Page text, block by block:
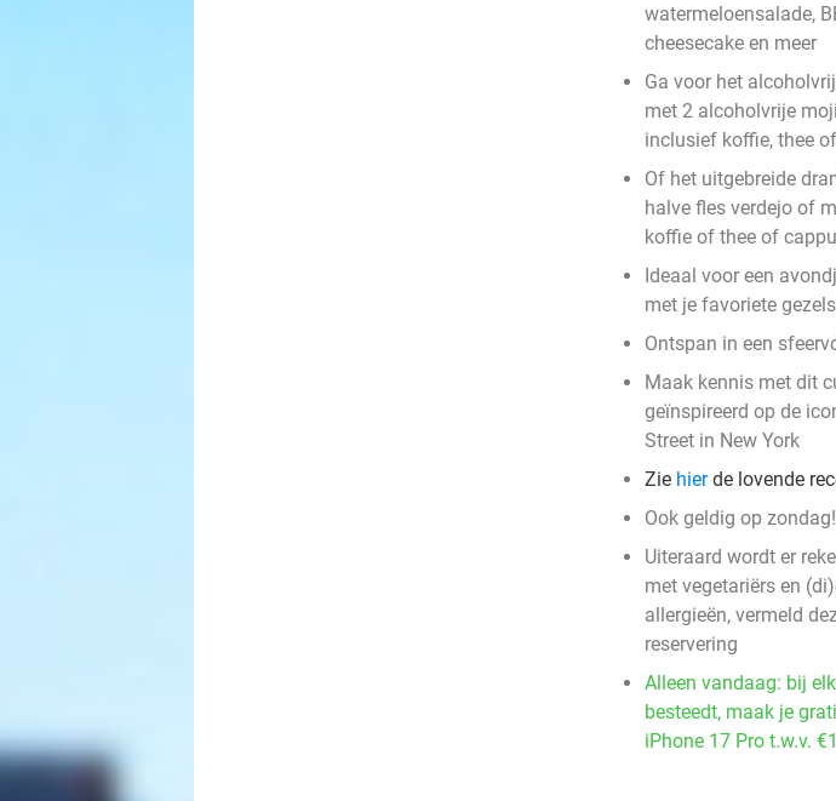
watermeloensalade,
cheesecake en meer
Ga voor het
met 2 alcoholvrije
inclusief koffie, thee
Of het uitgebreide
halve fles verdejo of
koffie of thee of
Ideaal voor een
met je favoriete
Ontspan in een
Maak kennis met dit
geïnspireerd op de
Street in New York
Zie hierde lovende
Ook geldig op zondag!
Uiteraard wordt er
met vegetariërs en
allergieën, vermeld
reservering
Alleen vandaag: bij
besteedt, maak je
iPhone 17 Pro t.w.v.